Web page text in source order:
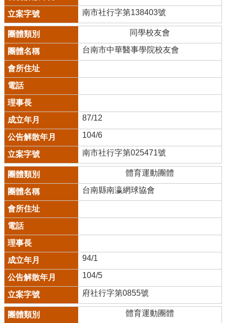
南市社行字第138403號
同學校友會
台南市中華醫事學院校友會
87/12
104/6
南市社行字第025471號
體育運動團體
台南縣南瀛網球協會
94/1
104/5
府社行字第0855號
體育運動團體